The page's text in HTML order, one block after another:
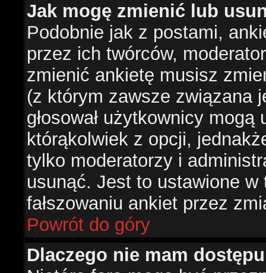
Jak mogę zmienić lub
Podobnie jak z postami,
przez ich twórców,
zmienić ankietę musisz
(z którym zawsze związana
głosował użytkownicy
którąkolwiek z opcji,
tylko moderatorzy i
usunąć. Jest to ustawione
fałszowaniu ankiet przez
Powrót do góry
Dlaczego nie mam